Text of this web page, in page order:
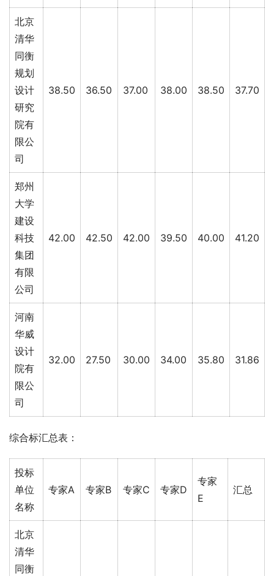
北京
清华
同衡
规划
设计
研究
院有
限公
司
38.50 36.50 37.00 38.00 38.50 37.70
郑州
大学
建设
科技
集团
有限
公司
42.00 42.50 42.00 39.50 40.00 41.20
河南
华威
设计
院有
限公
司
32.00 27.50 30.00 34.00 35.80 31.86
综合标汇总表：
投标
单位
名称
专家A 专家B 专家C 专家D
专家
E
汇总
北京
清华
同衡